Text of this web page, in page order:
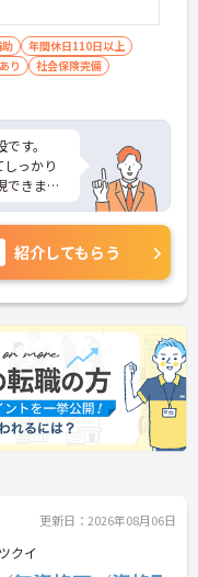
年間休日110日以上
り
社会保険完備
す。
っかり
できま
可能なた
せくださ
紹介してもらう
更新日：2026年08月06日
クイ